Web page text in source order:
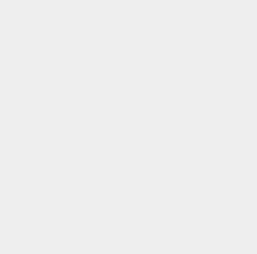
but you gotta watch out for it.
three on the National Bite
某些品種的特色是其攻擊性，不是
小心。黃金獵犬實際上是在全國狗
些日子狗咬人是一種流行時疫。